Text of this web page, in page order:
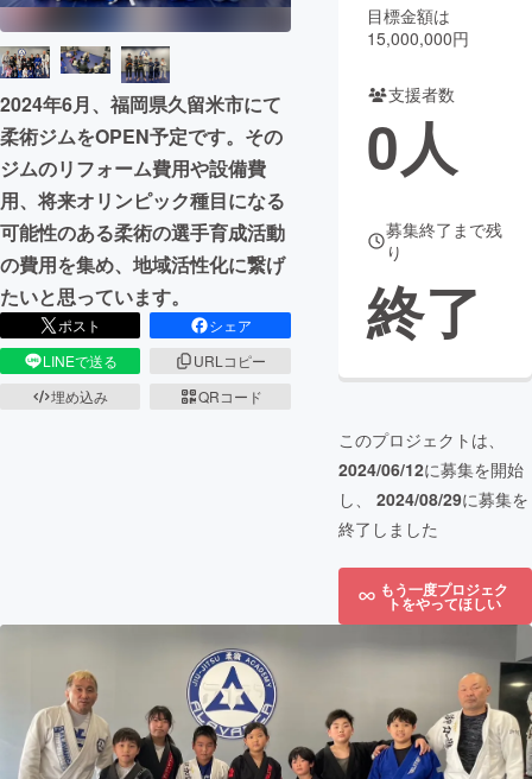
まちづくり・地域活性化
CAMPFIRE for Social Good
CAMPFIRE Creation
CAMPFIREふるさと納税
コミュニティ
2024年6月、福岡県久留米市にて
柔術ジムをOPEN予定です。その
ジムのリフォーム費用や設備費
用、将来オリンピック種目になる
可能性のある柔術の選手育成活動
の費用を集め、地域活性化に繋げ
たいと思っています。
ポスト
シェア
LINEで送る
URLコピー
埋め込み
QRコード
目標金額は
15,000,000円
支援者数
0人
募集終了まで残
り
終了
このプロジェクトは、
2024/06/12に募集を開始
し、 2024/08/29に募集を
終了しました
もう一度プロジェク
トをやってほしい